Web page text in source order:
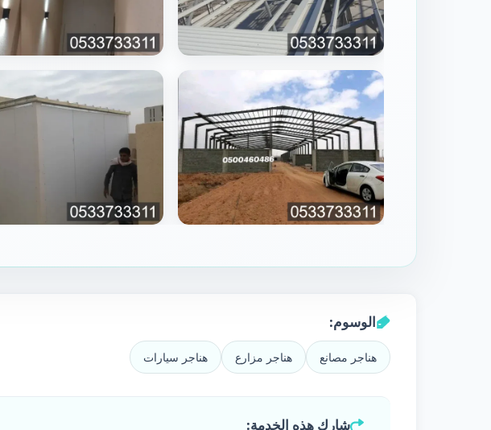
الوسوم:
هناجر مصانع هناجر مزارع هناجر سيارات
شارك هذه الخدمة: